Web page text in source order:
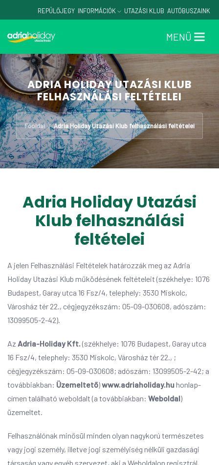
REPÜLŐJEGY INFORMÁCIÓK UTAZÁSI KLUB AUTÓBUSZAINK
MENÜ
ADRIA HOLIDAY UTAZÁSI KLUB
FELHASZNÁLÁSI FELTÉTELEI
Főoldal / Adria Holiday Utazási Klub felhasználási feltételei
Adria Holiday Utazási
Klub felhasználási
feltételei
A jelen Felhasználási Feltételek határozzák meg az Adria
Holiday Utazási Klub működésének feltételeit (székhelye: 1076
Budapest, Garay utca 16 Fsz/4, telephely: 3530 Miskolc,
Városház tér 22., cégjegyzékszám: 05-09-030608, adószám:
13099505-2-42).
Az Adria-Holiday Kft. (székhelye: 1076 Budapest, Garay utca
16 Fsz/4, telephely: 3530 Miskolc, Városház tér 22., ;
cégjegyzékszám: 05-09-030608; adószám: 13099505-2-42; a
továbbiakban: Üzemeltető)www.adriaholiday.huhonlap-
címen található weboldalt (a továbbiakban: Weboldal)
üzemeltet.
Felhasználónak minősül minden olyan nagykorú természetes
vagy jogi személy, illetve jogi személyiség nélküli gazdasági
társaság vagy egyéb szervezet, aki a Weboldalon regisztrál.